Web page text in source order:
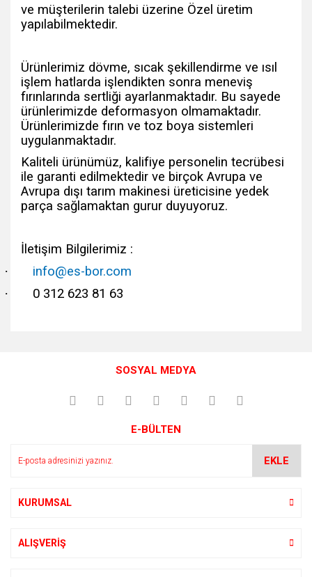
ve müşterilerin talebi üzerine Özel üretim
yapılabilmektedir.
Ürünlerimiz dövme, sıcak şekillendirme ve ısıl
işlem hatlarda işlendikten sonra meneviş
fırınlarında sertliği ayarlanmaktadır. Bu sayede
ürünlerimizde deformasyon olmamaktadır.
Ürünlerimizde fırın ve toz boya sistemleri
uygulanmaktadır.
Kaliteli ürünümüz, kalifiye personelin tecrübesi
ile garanti edilmektedir ve birçok Avrupa ve
Avrupa dışı tarım makinesi üreticisine yedek
parça sağlamaktan gurur duyuyoruz.
İletişim Bilgilerimiz :
· info@es-bor.com
· 0 312 623 81 63
Yorum Yaz
Görüş ve önerileriniz için teşekkür ederiz.
Ürün açıklamasında eksik bilgiler bulunuyor.
SOSYAL MEDYA
E-BÜLTEN
EKLE
KURUMSAL
ALIŞVERİŞ